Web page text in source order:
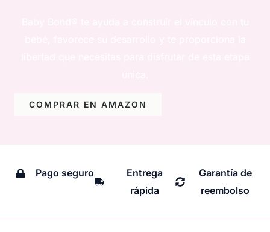
COMPRAR EN AMAZON
Pago seguro
Entrega
rápida
Garantía de
reembolso